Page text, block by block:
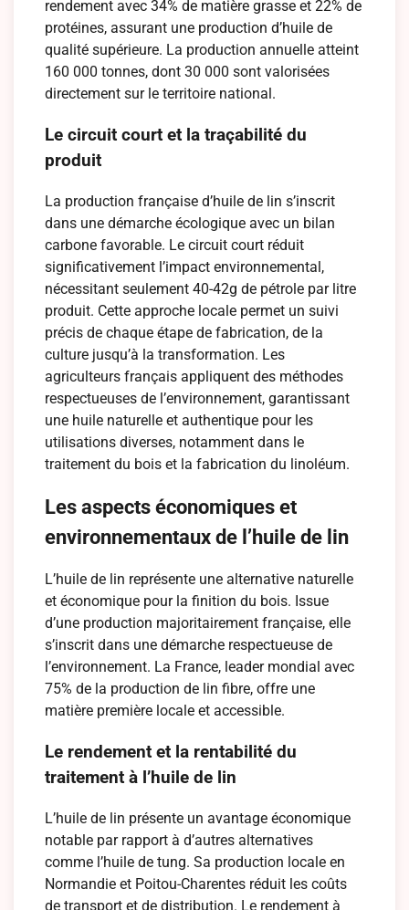
rendement avec 34% de matière grasse et 22% de
protéines, assurant une production d’huile de
qualité supérieure. La production annuelle atteint
160 000 tonnes, dont 30 000 sont valorisées
directement sur le territoire national.
Le circuit court et la traçabilité du
produit
La production française d’huile de lin s’inscrit
dans une démarche écologique avec un bilan
carbone favorable. Le circuit court réduit
significativement l’impact environnemental,
nécessitant seulement 40-42g de pétrole par litre
produit. Cette approche locale permet un suivi
précis de chaque étape de fabrication, de la
culture jusqu’à la transformation. Les
agriculteurs français appliquent des méthodes
respectueuses de l’environnement, garantissant
une huile naturelle et authentique pour les
utilisations diverses, notamment dans le
traitement du bois et la fabrication du linoléum.
Les aspects économiques et
environnementaux de l’huile de lin
L’huile de lin représente une alternative naturelle
et économique pour la finition du bois. Issue
d’une production majoritairement française, elle
s’inscrit dans une démarche respectueuse de
l’environnement. La France, leader mondial avec
75% de la production de lin fibre, offre une
matière première locale et accessible.
Le rendement et la rentabilité du
traitement à l’huile de lin
L’huile de lin présente un avantage économique
notable par rapport à d’autres alternatives
comme l’huile de tung. Sa production locale en
Normandie et Poitou-Charentes réduit les coûts
de transport et de distribution. Le rendement à